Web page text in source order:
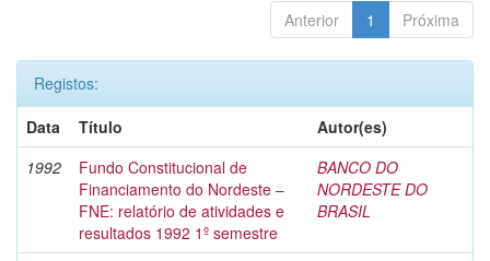
Anterior 1 Próxima
Registos:
Data
Título
Autor(es)
1992
Fundo Constitucional de
Financiamento do Nordeste –
FNE: relatório de atividades e
resultados 1992 1º semestre
BANCO DO
NORDESTE DO
BRASIL